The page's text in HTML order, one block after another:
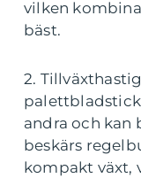
vilken
bäst.
2.
andra och kan
beskärs
kompakt växt,